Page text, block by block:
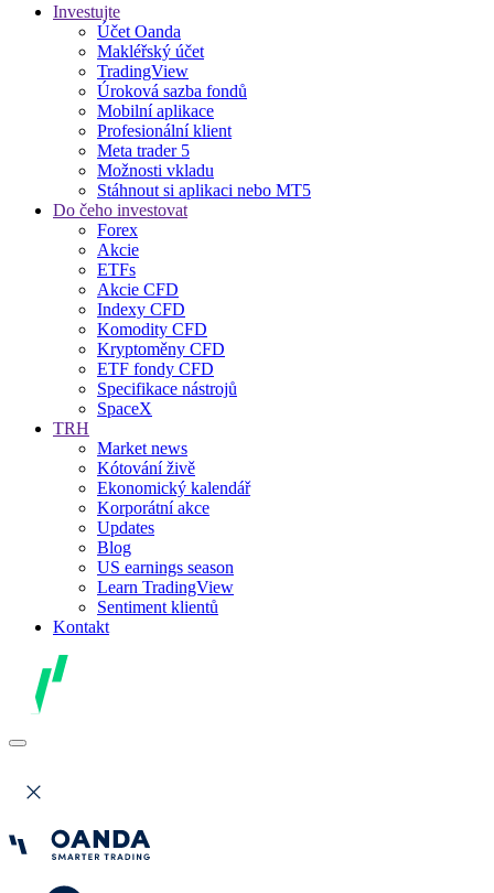
Investujte
Účet Oanda
Makléřský účet
TradingView
Úroková sazba fondů
Mobilní aplikace
Profesionální klient
Meta trader 5
Možnosti vkladu
Stáhnout si aplikaci nebo MT5
Do čeho investovat
Forex
Akcie
ETFs
Akcie CFD
Indexy CFD
Komodity CFD
Kryptoměny CFD
ETF fondy CFD
Specifikace nástrojů
SpaceX
TRH
Market news
Kótování živě
Ekonomický kalendář
Korporátní akce
Updates
Blog
US earnings season
Learn TradingView
Sentiment klientů
Kontakt